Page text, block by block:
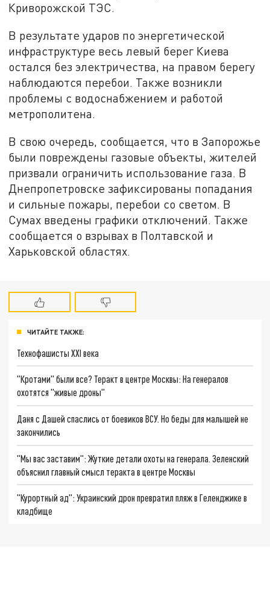
Криворожской ТЭС.
В результате ударов по энергетической
инфраструктуре весь левый берег Киева
остался без электричества, на правом берегу
наблюдаются перебои. Также возникли
проблемы с водоснабжением и работой
метрополитена.
В свою очередь, сообщается, что в Запорожье
были повреждены газовые объекты, жителей
призвали ограничить использование газа. В
Днепропетровске зафиксированы попадания
и сильные пожары, перебои со светом. В
Сумах введены графики отключений. Также
сообщается о взрывах в Полтавской и
Харьковской областях.
ЧИТАЙТЕ ТАКЖЕ:
Технофашисты XXI века
"Кротами" были все? Теракт в центре Москвы: На генералов
охотятся "живые дроны"
Даня с Дашей спаслись от боевиков ВСУ. Но беды для малышей не
закончились
"Мы вас заставим": Жуткие детали охоты на генерала. Зеленский
объяснил главный смысл теракта в центре Москвы
"Курортный ад": Украинский дрон превратил пляж в Геленджике в
кладбище